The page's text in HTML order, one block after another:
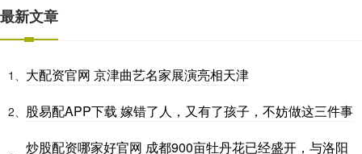
最新文章
1、 大配资官网 京津曲艺名家展演亮相天津
2、 股易配APP下载 嫁错了人，又有了孩子，不妨做这三件事
炒股配资哪家好官网 成都900亩牡丹花已经盛开，与洛阳